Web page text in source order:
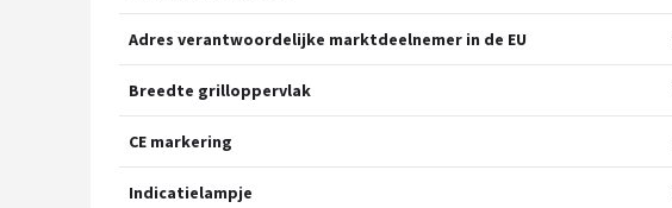
Adres verantwoordelijke marktdeelnemer in de EU
Breedte grilloppervlak
CE markering
Indicatielampje